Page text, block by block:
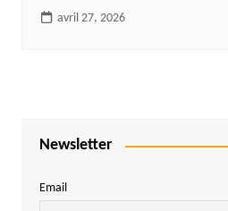
avril 27, 2026
Newsletter
Email